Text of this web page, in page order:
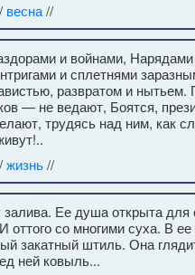
весна//
и войнами,
и сплетнями
развратом и нытьем.
— не ведают, Боятся,
трудясь над ним, как
жизнь//
Ее душа открыта
со многими суха. В ее
закатный штиль. Она
ней ковыль...